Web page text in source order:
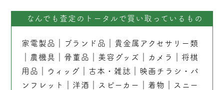
なんでも査定のトータルで買い取っているもの
家電製品 ブランド品
貴金属アクセサリー類
農機具 骨董品 美容グッズ カメラ
将棋
用品
ウィッグ 古本 ・ 雑誌
映画チラシ・パ
ンフレット
洋酒 スピーカー 着物
スニー